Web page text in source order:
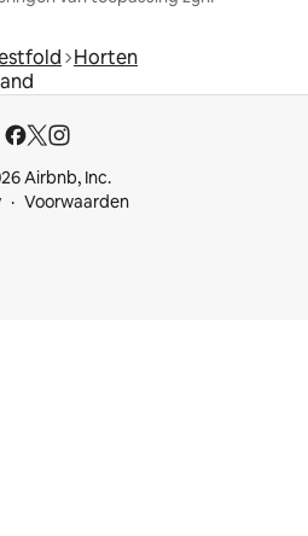
Horten
Airbnb, Inc.
Voorwaarden